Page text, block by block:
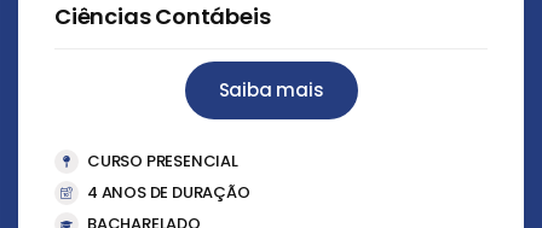
Ciências Contábeis
Saiba mais
CURSO PRESENCIAL
4 ANOS DE DURAÇÃO